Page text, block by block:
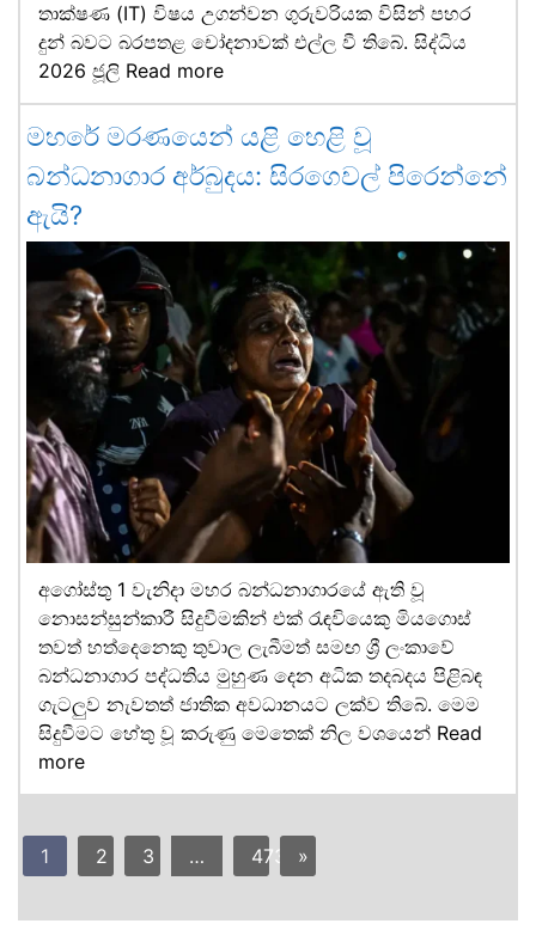
තාක්ෂණ (IT) විෂය උගන්වන ගුරුවරියක විසින් පහර
දුන් බවට බරපතළ චෝදනාවක් එල්ල වී තිබේ. සිද්ධිය
2026 ජූලි Read more
මහරේ මරණයෙන් යළි හෙළි වූ
බන්ධනාගාර අර්බුදය: සිරගෙවල් පිරෙන්නේ
ඇයි?
අගෝස්තු 1 වැනිදා මහර බන්ධනාගාරයේ ඇති වූ
නොසන්සුන්කාරී සිදුවීමකින් එක් රැඳවියෙකු මියගොස්
තවත් හත්දෙනෙකු තුවාල ලැබීමත් සමඟ ශ්‍රී ලංකාවේ
බන්ධනාගාර පද්ධතිය මුහුණ දෙන අධික තදබදය පිළිබඳ
ගැටලුව නැවතත් ජාතික අවධානයට ලක්ව තිබේ. මෙම
සිදුවීමට හේතු වූ කරුණු මෙතෙක් නිල වශයෙන් Read
more
1 2 3 … 473 »